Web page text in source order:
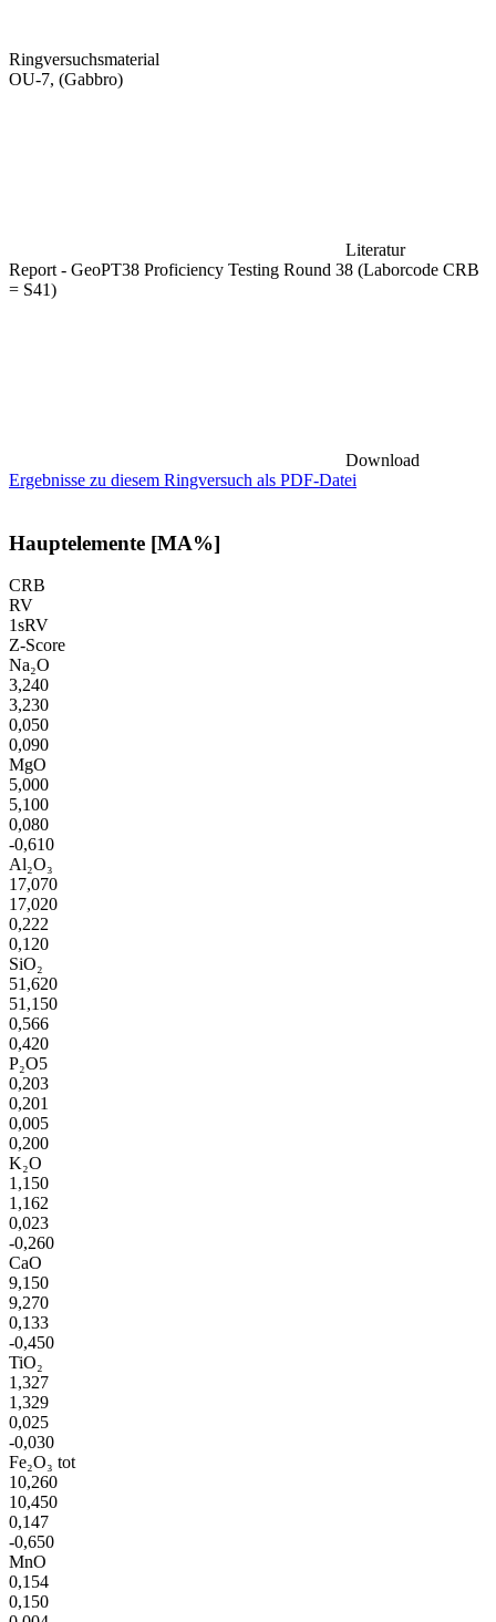
Ringversuchsmaterial
OU-7, (Gabbro)
Literatur
Report - GeoPT38 Proficiency Testing Round 38 (Laborcode CRB
= S41)
Download
Ergebnisse zu diesem Ringversuch als PDF-Datei
Hauptelemente [MA%]
CRB
RV
1sRV
Z-Score
Na₂O
3,240
3,230
0,050
0,090
MgO
5,000
5,100
0,080
-0,610
Al₂O₃
17,070
17,020
0,222
0,120
SiO₂
51,620
51,150
0,566
0,420
P₂O5
0,203
0,201
0,005
0,200
K₂O
1,150
1,162
0,023
-0,260
CaO
9,150
9,270
0,133
-0,450
TiO₂
1,327
1,329
0,025
-0,030
Fe₂O₃ tot
10,260
10,450
0,147
-0,650
MnO
0,154
0,150